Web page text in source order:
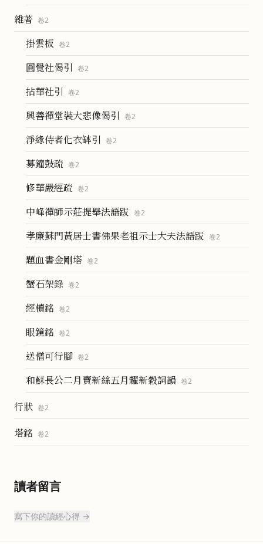
雜著 卷2
掛雲板 卷2
圓覺社偈引 卷2
拈華社引 卷2
興善禪堂裝大悲像偈引 卷2
淨緣侍者化衣缽引 卷2
募鐘鼓疏 卷2
修華嚴經疏 卷2
中峰禪師示莊提舉法語跋 卷2
孝廉蘇門黃居士書佛果老祖示士大夫法語跋 卷2
題血書金剛塔 卷2
蟹石架錄 卷2
經櫝銘 卷2
眼鏡銘 卷2
送僧可行腳 卷2
和蘇長公二月賣新絲五月糶新穀詞韻 卷2
行狀 卷2
塔銘 卷2
讀者留言
寫下你的讀經心得 →